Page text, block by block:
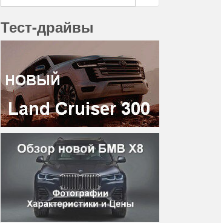
Тест-драйвы